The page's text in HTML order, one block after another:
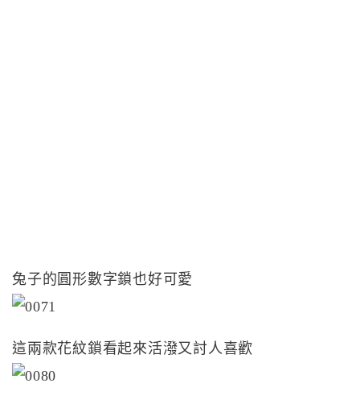
兔子的圓形數字鎖也好可愛
這兩款花紋鎖看起來活潑又討人喜歡